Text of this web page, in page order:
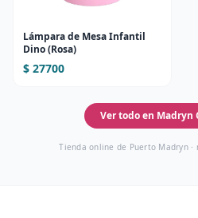
Lámpara de Mesa Infantil
Dino (Rosa)
$ 27700
Ver todo en Madryn
Tienda online de Puerto Madryn ·